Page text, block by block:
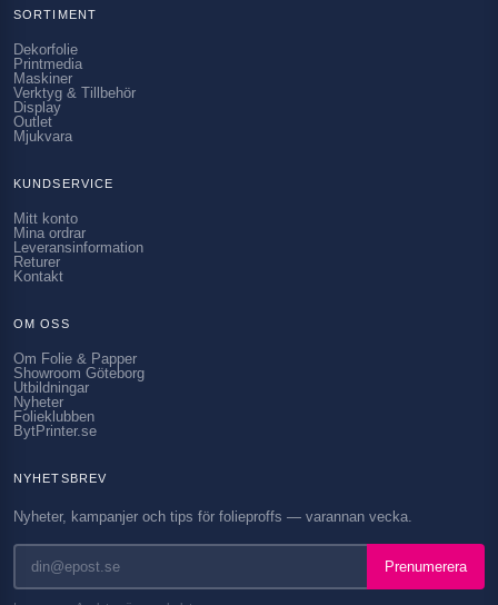
SORTIMENT
Dekorfolie
Printmedia
Maskiner
Verktyg & Tillbehör
Display
Outlet
Mjukvara
KUNDSERVICE
Mitt konto
Mina ordrar
Leveransinformation
Returer
Kontakt
OM OSS
Om Folie & Papper
Showroom Göteborg
Utbildningar
Nyheter
Folieklubben
BytPrinter.se
NYHETSBREV
Nyheter, kampanjer och tips för folieproffs — varannan vecka.
Prenumerera